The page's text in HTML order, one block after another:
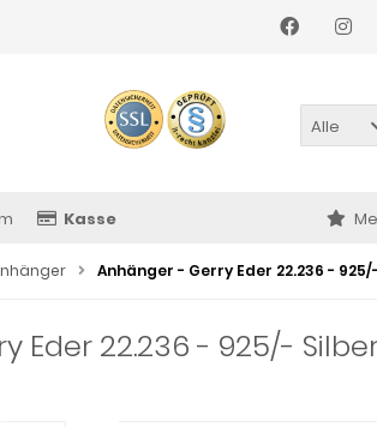
Alle
Kasse
Anhänger - Gerry Eder 22.236 -
Eder 22.236 - 925/-